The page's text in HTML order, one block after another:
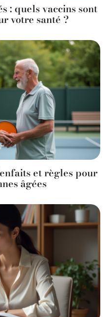
: quels vaccins sont
votre santé ?
et règles pour
âgées